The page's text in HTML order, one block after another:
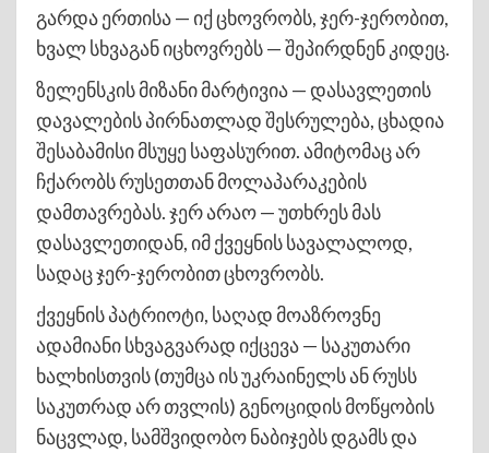
გარდა ერთისა — იქ ცხოვრობს, ჯერ-ჯერობით,
ხვალ სხვაგან იცხოვრებს — შეპირდნენ კიდეც.
ზელენსკის მიზანი მარტივია — დასავლეთის
დავალების პირნათლად შესრულება, ცხადია
შესაბამისი მსუყე საფასურით. ამიტომაც არ
ჩქარობს რუსეთთან მოლაპარაკების
დამთავრებას. ჯერ არაო — უთხრეს მას
დასავლეთიდან, იმ ქვეყნის სავალალოდ,
სადაც ჯერ-ჯერობით ცხოვრობს.
ქვეყნის პატრიოტი, საღად მოაზროვნე
ადამიანი სხვაგვარად იქცევა — საკუთარი
ხალხისთვის (თუმცა ის უკრაინელს ან რუსს
საკუთრად არ თვლის) გენოციდის მოწყობის
ნაცვლად, სამშვიდობო ნაბიჯებს დგამს და